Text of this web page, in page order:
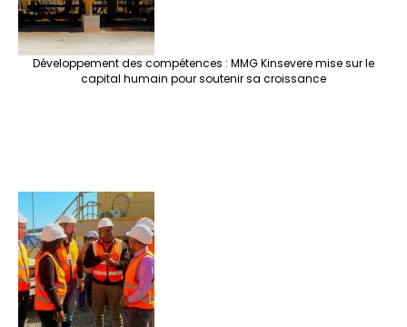
Développement des compétences : MMG Kinsevere mise sur le
capital humain pour soutenir sa croissance